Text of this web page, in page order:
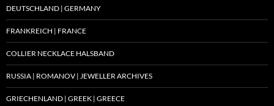
DEUTSCHLAND | GERMANY
FRANKREICH | FRANCE
COLLIER NECKLACE HALSBAND
RUSSIA | ROMANOV | JEWELLER ARCHIVES
GRIECHENLAND | GREEK | GREECE